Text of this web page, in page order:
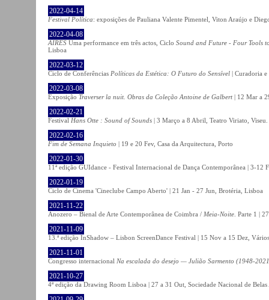
2022-04-14
Festival Política: exposições de Pauliana Valente Pimentel, Viton Araújo e
2022-04-08
AIRES Uma performance em três actos, Ciclo Sound and Future - Four Tools
Lisboa
2022-03-12
Ciclo de Conferências Políticas da Estética: O Futuro do Sensível | Curadoria
2022-03-08
Exposição Traverser la nuit. Obras da Coleção Antoine de Galbert | 12 Mar a
2022-02-21
Festival Hans Otte : Sound of Sounds | 3 Março a 8 Abril, Teatro Viriato, Viseu.
2022-02-16
Fim de Semana Inquieto | 19 e 20 Fev, Casa da Arquitectura, Porto
2022-01-30
11ª edição GUIdance - Festival Internacional de Dança Contemporânea | 3-12
2022-01-19
Ciclo de Cinema 'Cineclube Campo Aberto' | 21 Jan - 27 Jun, Brotéria, Lisboa
2021-11-22
Anozero – Bienal de Arte Contemporânea de Coimbra / Meia-Noite . Parte 1 |
2021-11-09
13.ª edição InShadow – Lisbon ScreenDance Festival | 15 Nov a 15 Dez,
2021-11-01
Congresso internacional Na escalada do desejo — Julião Sarmento (1948-
2021-10-27
4ª edição da Drawing Room Lisboa | 27 a 31 Out, Sociedade Nacional de